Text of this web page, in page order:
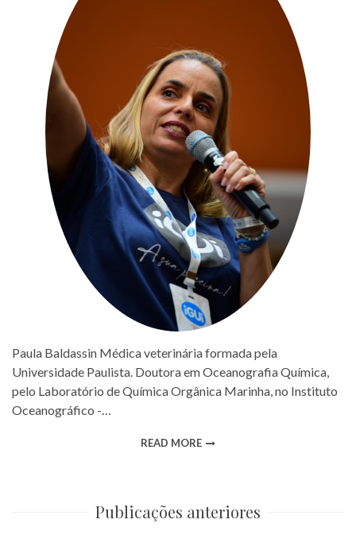
Paula Baldassin Médica veterinária formada pela
Universidade Paulista. Doutora em Oceanografia Química,
pelo Laboratório de Química Orgânica Marinha, no Instituto
Oceanográfico -…
READ MORE
Publicações anteriores